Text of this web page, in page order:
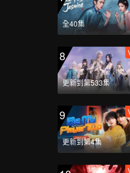
全40集
8
更新到第533集
9
更新到第4集